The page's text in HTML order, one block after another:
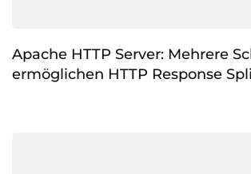
Apache HTTP Server: Mehrere
ermöglichen HTTP Response